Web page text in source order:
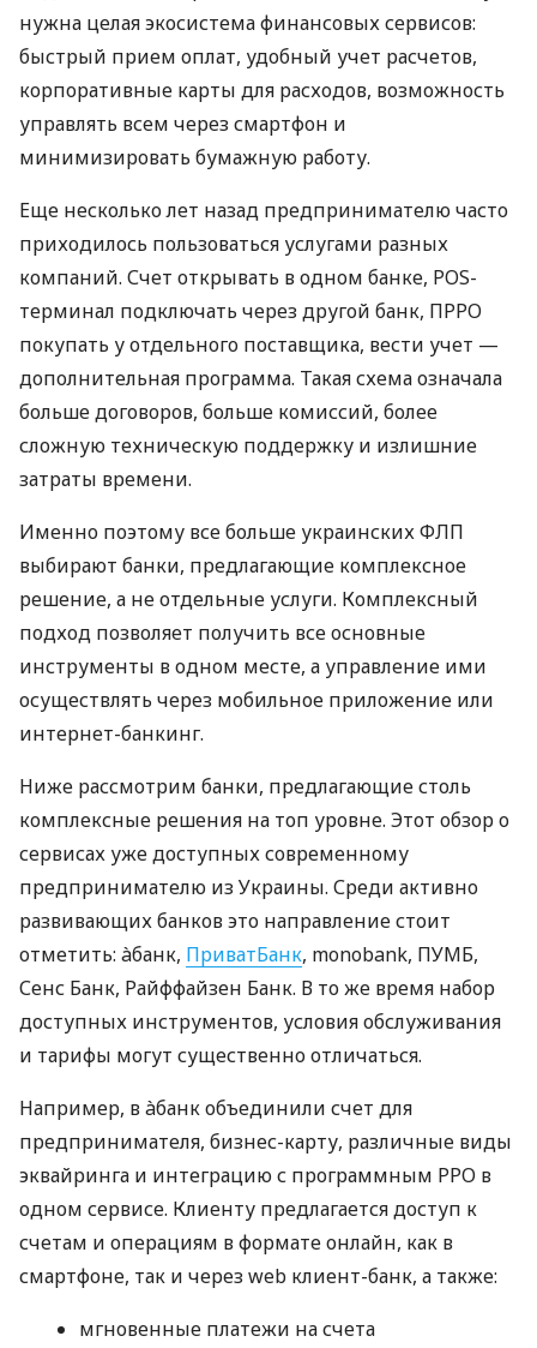
нужна целая экосистема финансовых сервисов:
быстрый прием оплат, удобный учет расчетов,
корпоративные карты для расходов, возможность
управлять всем через смартфон и
минимизировать бумажную работу.
Еще несколько лет назад предпринимателю часто
приходилось пользоваться услугами разных
компаний. Счет открывать в одном банке, POS-
терминал подключать через другой банк, ПРРО
покупать у отдельного поставщика, вести учет —
дополнительная программа. Такая схема означала
больше договоров, больше комиссий, более
сложную техническую поддержку и излишние
затраты времени.
Именно поэтому все больше украинских ФЛП
выбирают банки, предлагающие комплексное
решение, а не отдельные услуги. Комплексный
подход позволяет получить все основные
инструменты в одном месте, а управление ими
осуществлять через мобильное приложение или
интернет-банкинг.
Ниже рассмотрим банки, предлагающие столь
комплексные решения на топ уровне. Этот обзор о
сервисах уже доступных современному
предпринимателю из Украины. Среди активно
развивающих банков это направление стоит
отметить: àбанк, ПриватБанк, monobank, ПУМБ,
Сенс Банк, Райффайзен Банк. В то же время набор
доступных инструментов, условия обслуживания
и тарифы могут существенно отличаться.
Например, в àбанк объединили счет для
предпринимателя, бизнес-карту, различные виды
эквайринга и интеграцию с программным РРО в
одном сервисе. Клиенту предлагается доступ к
счетам и операциям в формате онлайн, как в
смартфоне, так и через web клиент-банк, а также:
мгновенные платежи на счета